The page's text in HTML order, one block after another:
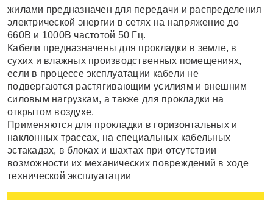
жилами предназначен для передачи и распределения
электрической энергии в сетях на напряжение до
660В и 1000В частотой 50 Гц.
Кабели предназначены для прокладки в земле, в
сухих и влажных производственных помещениях,
если в процессе эксплуатации кабели не
подвергаются растягивающим усилиям и внешним
силовым нагрузкам, а также для прокладки на
открытом воздухе.
Применяются для прокладки в горизонтальных и
наклонных трассах, на специальных кабельных
эстакадах, в блоках и шахтах при отсутствии
возможности их механических повреждений в ходе
технической эксплуатации